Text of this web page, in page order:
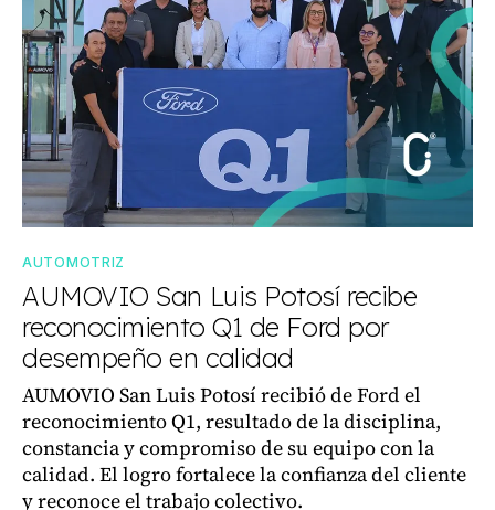
AUTOMOTRIZ
AUMOVIO San Luis Potosí recibe
reconocimiento Q1 de Ford por
desempeño en calidad
AUMOVIO San Luis Potosí recibió de Ford el
reconocimiento Q1, resultado de la disciplina,
constancia y compromiso de su equipo con la
calidad. El logro fortalece la confianza del cliente
y reconoce el trabajo colectivo.